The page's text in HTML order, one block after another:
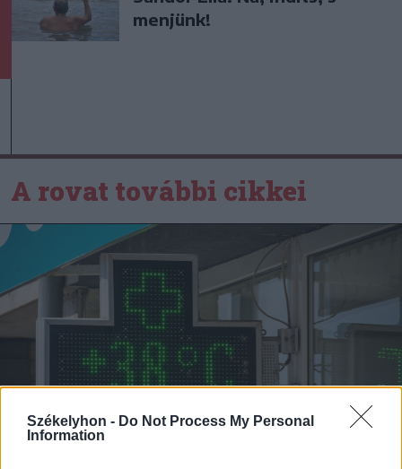
Székelyhon - Do Not Process My Personal
Information
menjünk!
A rovat további cikkei